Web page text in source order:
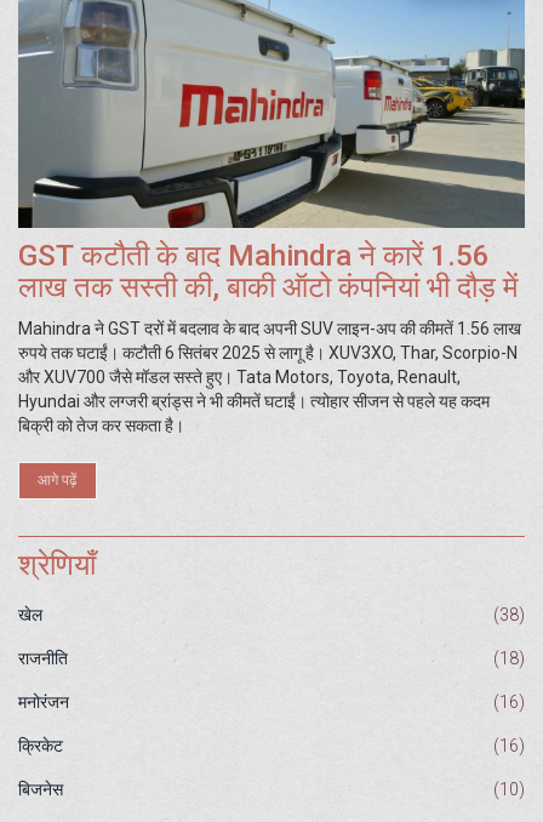
GST कटौती के बाद Mahindra ने कारें 1.56
लाख तक सस्ती की, बाकी ऑटो कंपनियां भी दौड़ में
Mahindra ने GST दरों में बदलाव के बाद अपनी SUV लाइन-अप की कीमतें 1.56 लाख
रुपये तक घटाईं। कटौती 6 सितंबर 2025 से लागू है। XUV3XO, Thar, Scorpio-N
और XUV700 जैसे मॉडल सस्ते हुए। Tata Motors, Toyota, Renault,
Hyundai और लग्जरी ब्रांड्स ने भी कीमतें घटाईं। त्योहार सीजन से पहले यह कदम
बिक्री को तेज कर सकता है।
आगे पढ़ें
श्रेणियाँ
खेल (38)
राजनीति (18)
मनोरंजन (16)
क्रिकेट (16)
बिजनेस (10)